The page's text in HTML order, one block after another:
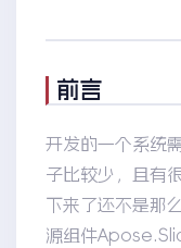
前言
开发的一个系统
子比较少，且有
下来了还不是那
源组件